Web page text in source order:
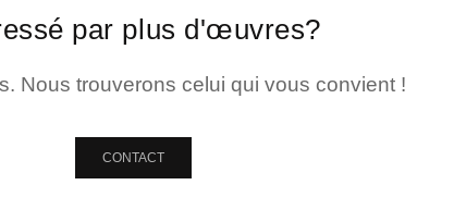
par plus d'œuvres?
Nous trouverons celui qui vous convient !
CONTACT